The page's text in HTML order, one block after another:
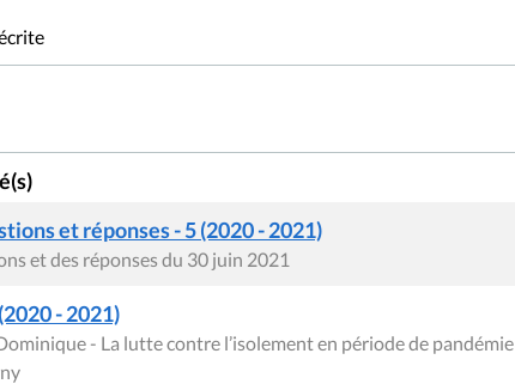
et réponses - 5 (2020 - 2021)
et des réponses du 30 juin 2021
- 2021)
- La lutte contre l’isolement en période de pandémie